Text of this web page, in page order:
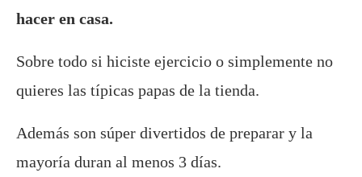
hacer en casa.
Sobre todo si hiciste ejercicio o simplemente no
quieres las típicas papas de la tienda.
Además son súper divertidos de preparar y la
mayoría duran al menos 3 días.